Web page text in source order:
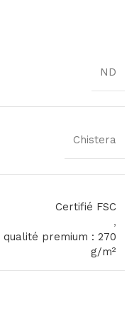
ND
Chistera
Certifié FSC
,
qualité premium : 270
g/m²